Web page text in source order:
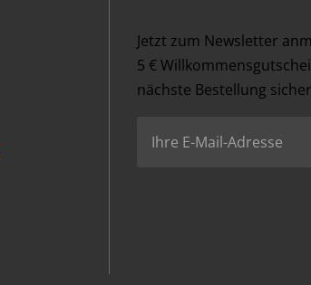
Jetzt zum Newsletter
5 €
nächste Bestellung